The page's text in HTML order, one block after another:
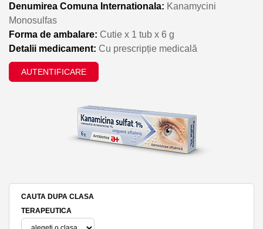
Denumirea Comuna Internationala: Kanamycini
Monosulfas
Forma de ambalare: Cutie x 1 tub x 6 g
Detalii medicament: Cu prescripție medicală
AUTENTIFICARE
CAUTA DUPA CLASA
TERAPEUTICA